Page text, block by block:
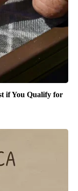
if You Qualify for